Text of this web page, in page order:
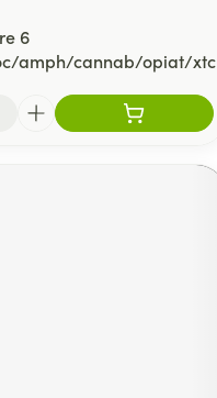
6
amph/cannab/opiat/xtc